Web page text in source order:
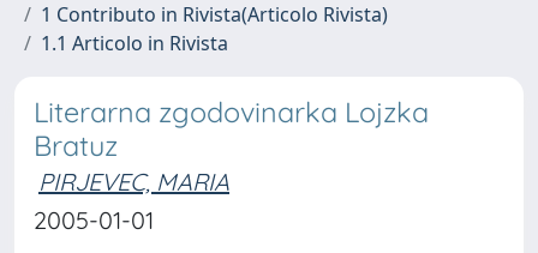
1 Contributo in Rivista(Articolo Rivista)
1.1 Articolo in Rivista
Literarna zgodovinarka Lojzka
Bratuz
PIRJEVEC, MARIA
2005-01-01